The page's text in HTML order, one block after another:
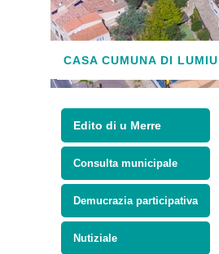
CASA CUMUNA DI LUMIU
Edito di u Merre
Consulta municipale
Demucrazia participativa
Nutiziale